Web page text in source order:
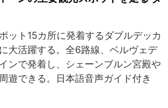
ット15カ所に発着するダブルデッカ
大活躍する。全6路線、ベルヴェデ
ンで発着し、 シェーンブルン宮殿や
遊できる。日本語音声ガイド付き